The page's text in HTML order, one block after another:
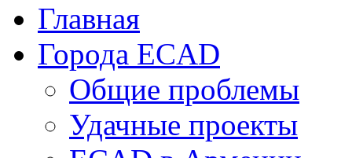
Главная
Города ECAD
Общие проблемы
Удачные проекты